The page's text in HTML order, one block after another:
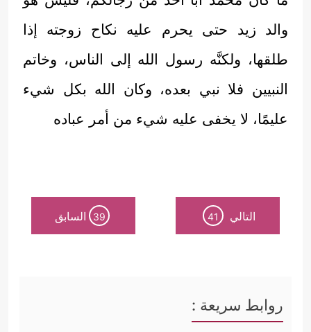
والد زيد حتى يحرم عليه نكاح زوجته إذا
طلقها، ولكنَّه رسول الله إلى الناس، وخاتم
النبيين فلا نبي بعده، وكان الله بكل شيء
عليمًا، لا يخفى عليه شيء من أمر عباده
التالي 41
39 السابق
روابط سريعة :